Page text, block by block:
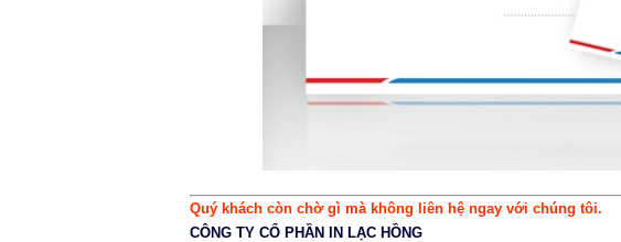
Quý khách còn chờ gì mà không liên hệ ngay với chúng tôi.
CÔNG TY CỔ PHẦN IN LẠC HỒNG